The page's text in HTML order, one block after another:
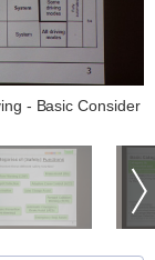
- Basic Consider